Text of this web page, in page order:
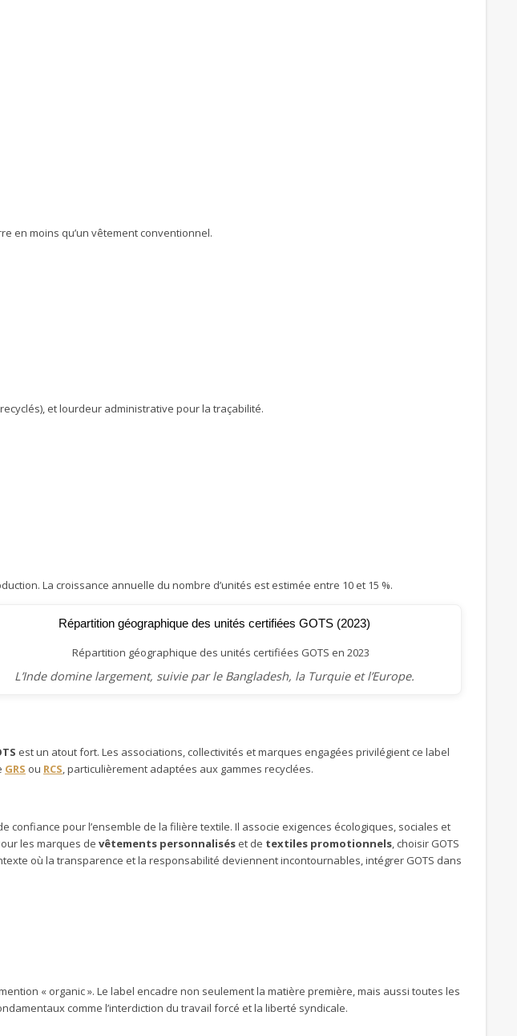
en moins qu’un vêtement conventionnel.
et lourdeur administrative pour la traçabilité.
La croissance annuelle du nombre d’unités est estimée entre 10 et 15 %.
Répartition géographique des unités certifiées GOTS (2023)
L’Inde domine largement, suivie par le Bangladesh, la Turquie et l’Europe.
est un atout fort. Les associations, collectivités et marques engagées privilégient ce label
GRS ou RCS, particulièrement adaptées aux gammes recyclées.
confiance pour l’ensemble de la filière textile. Il associe exigences écologiques, sociales et
les marques de vêtements personnalisés et de textiles promotionnels, choisir GOTS
où la transparence et la responsabilité deviennent incontournables, intégrer GOTS dans
« organic ». Le label encadre non seulement la matière première, mais aussi toutes les
comme l’interdiction du travail forcé et la liberté syndicale.